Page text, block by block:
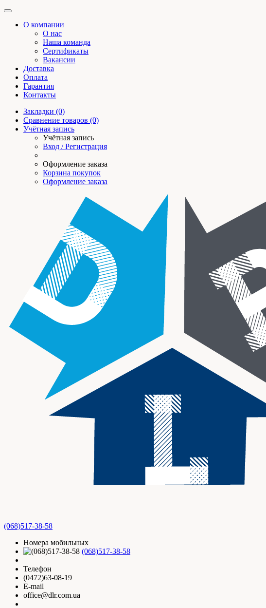
О компании
О нас
Наша команда
Сертификаты
Вакансии
Доставка
Оплата
Гарантия
Контакты
Закладки (0)
Сравнение товаров (0)
Учётная запись
Учётная запись
Вход / Регистрация
Оформление заказа
Корзина покупок
Оформление заказа
(068)517-38-58
Номера мобильных
(068)517-38-58
Телефон
(0472)63-08-19
E-mail
office@dlr.com.ua